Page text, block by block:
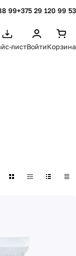
99+375 29 120 99 53
листВойтиКорзина